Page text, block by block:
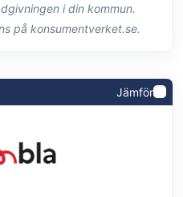
i din kommun.
på konsumentverket.se.
Jämför